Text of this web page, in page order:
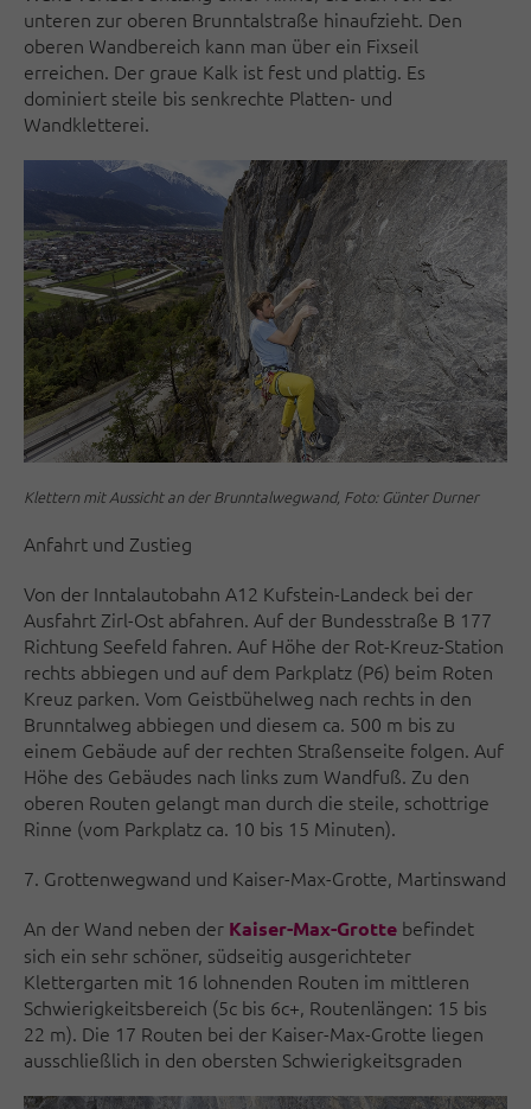
unteren zur oberen Brunntalstraße hinaufzieht. Den
oberen Wandbereich kann man über ein Fixseil
erreichen. Der graue Kalk ist fest und plattig. Es
dominiert steile bis senkrechte Platten- und
Wandkletterei.
Klettern mit Aussicht an der Brunntalwegwand, Foto: Günter Durner
Anfahrt und Zustieg
Von der Inntalautobahn A12 Kufstein-Landeck bei der
Ausfahrt Zirl-Ost abfahren. Auf der Bundesstraße B 177
Richtung Seefeld fahren. Auf Höhe der Rot-Kreuz-Station
rechts abbiegen und auf dem Parkplatz (P6) beim Roten
Kreuz parken. Vom Geistbühelweg nach rechts in den
Brunntalweg abbiegen und diesem ca. 500 m bis zu
einem Gebäude auf der rechten Straßenseite folgen. Auf
Höhe des Gebäudes nach links zum Wandfuß. Zu den
oberen Routen gelangt man durch die steile, schottrige
Rinne (vom Parkplatz ca. 10 bis 15 Minuten).
7. Grottenwegwand und Kaiser-Max-Grotte, Martinswand
An der Wand neben der Kaiser-Max-Grotte befindet
sich ein sehr schöner, südseitig ausgerichteter
Klettergarten mit 16 lohnenden Routen im mittleren
Schwierigkeitsbereich (5c bis 6c+, Routenlängen: 15 bis
22 m). Die 17 Routen bei der Kaiser-Max-Grotte liegen
ausschließlich in den obersten Schwierigkeitsgraden